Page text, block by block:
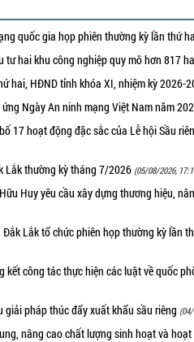
quốc gia họp phiên thường kỳ lần thứ
tư hai khu công nghiệp quy mô hơn 817 ha
hai, HĐND tỉnh khóa XI, nhiệm kỳ 2026-
Ngày An ninh mạng Việt Nam năm
17 hoạt động đặc sắc của Lễ hội Sầu
Lắk thường kỳ tháng 7/2026 (05/08/2026,
Huy yêu cầu xây dựng thương hiệu,
Lắk tổ chức phiên họp thường kỳ lần
kết công tác thực hiện các luật về quốc
giải pháp thúc đẩy xuất khẩu sầu riêng
nâng cao chất lượng sinh hoạt và